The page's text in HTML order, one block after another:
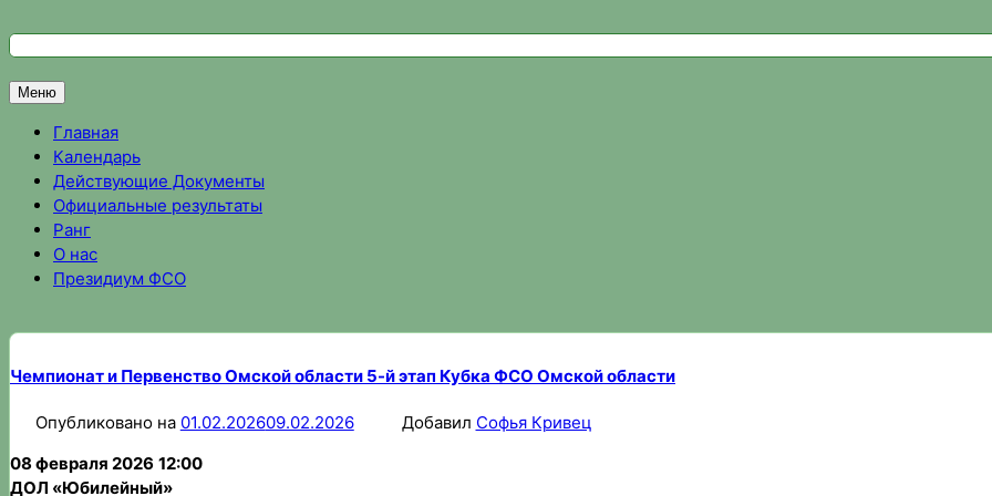
кФедерация спортивного ориентирования Омской области
Спортивное ориентирование в Омске, результаты соревнований, новости спортивного ориентирования, официальный
Меню
Главная
Календарь
Действующие Документы
Официальные результаты
Ранг
О нас
Президиум ФСО
Чемпионат и Первенство Омской области 5-й этап Кубка ФСО Омской области
Опубликовано на 01.02.202609.02.2026 Добавил Софья Кривец
08 февраля 2026 12:00
ДОЛ «Юбилейный»